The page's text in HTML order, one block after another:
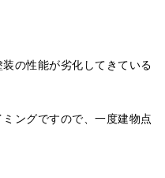
の性能が劣化してきている
ングですので、一度建物点